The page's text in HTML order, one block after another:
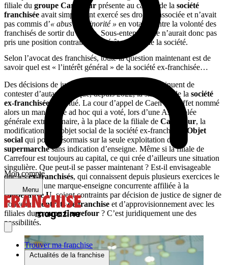
Mon compte
Menu
Trouver ma franchise
Actualités de la franchise
filiale du groupe Carrefour présente au capital de la société
franchisée avait simplement exercé ses droits d’associée et n’avait
pas commis d’« abus de minorité » en votant contre la volonté des
franchisés de sortir du réseau. Sous-entendu, elle n’aurait donc pas
pris une position contraire à l’intérêt général de la société.
Selon l’avocat des franchisés, toute la question maintenant est de
savoir quel est « l’intérêt général » de la société ex-franchisée…
Des décisions de justice que les ex-franchisés continuent de
contester d’autant plus que, depuis 2022, la situation de la société
ex-franchisée
a évolué. La cour d’appel de Caen a en effet nommé
alors un mandataire ad hoc qui a voté, lors d’une Assemblée
générale extraordinaire, à la place de la filiale de Carrefour, la
modification de l’objet social de la société ex-franchisée. Objet
social qui porte désormais sur la seule exploitation d’un
supermarchésans indication d’enseigne. Même si la filiale de
Carrefour est toujours au capital, ce qui crée d’ailleurs une situation
singulière. Que peut-il se passer maintenant ? Est-il envisageable
que lesex-franchisés, qui connaissent depuis plusieurs exercices le
succès avec une marque-enseigne concurrente affiliée à la
coopérative U, soient contraints par décision de justice de signer de
nouveauxcontrats de franchise et d’approvisionnement avec les
filiales dugroupe Carrefour ? C’est juridiquement une des
possibilités.